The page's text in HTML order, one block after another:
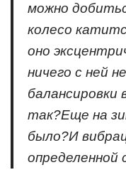
можно
колесо
оно
ничего с ней
балансировки
так?Еще на
было?И
определенной